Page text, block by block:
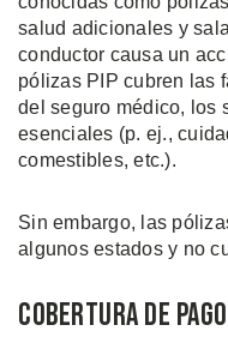
salud adicionales y
conductor causa un
pólizas PIP cubren las
del seguro médico, los
esenciales (p. ej.,
comestibles, etc.).
Sin embargo, las
algunos estados y no
Cobertura de